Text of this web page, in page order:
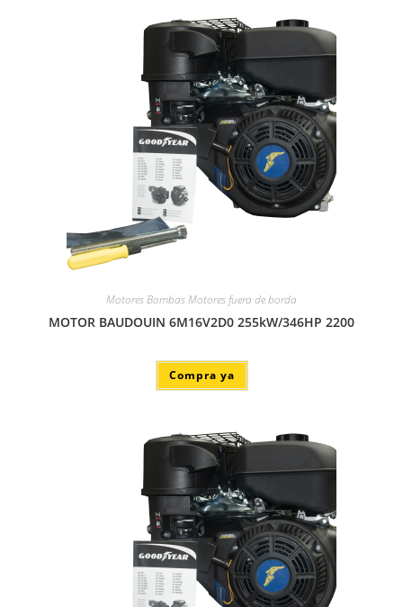
Motores Bombas Motores fuera de borda
MOTOR BAUDOUIN 6M16V2D0 255kW/346HP 2200
Compra ya